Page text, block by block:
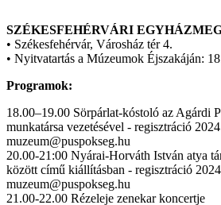
SZÉKESFEHÉRVÁRI
• Székesfehérvár, Városház tér 4.
• Nyitvatartás a Múzeumok Éjszakáján:
Programok:
18.00–19.00 Sörpárlat-kóstoló az Agárdi
munkatársa vezetésével - regisztráció
muzeum@puspokseg.hu
20.00-21:00 Nyárai-Horváth István atya
között című kiállításban - regisztráció
muzeum@puspokseg.hu
21.00-22.00 Rézeleje zenekar koncertje